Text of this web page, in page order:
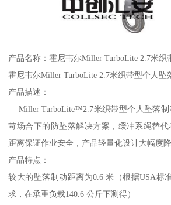
产品名称：霍尼韦尔Miller TurboLite 2.7米织
霍尼韦尔Miller TurboLite 2.7米织带型个人坠
产品描述：
Miller TurboLite™2.7米织带型个人坠落制
苛场合下的防坠落解决方案，缓冲系绳替
距离保证作业安全，产品轻量化设计大幅度降
产品特点：
较大的坠落制动距离为0.6 米（根据USA标
求，在承重负载140.6 公斤下测得）